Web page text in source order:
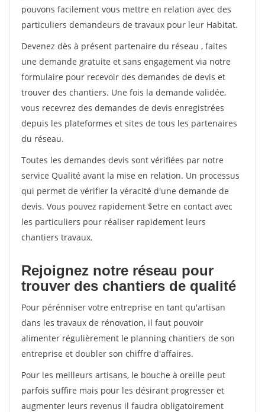
pouvons facilement vous mettre en relation avec des
particuliers demandeurs de travaux pour leur Habitat.
Devenez dès à présent partenaire du réseau , faites
une demande gratuite et sans engagement via notre
formulaire pour recevoir des demandes de devis et
trouver des chantiers. Une fois la demande validée,
vous recevrez des demandes de devis enregistrées
depuis les plateformes et sites de tous les partenaires
du réseau.
Toutes les demandes devis sont vérifiées par notre
service Qualité avant la mise en relation. Un processus
qui permet de vérifier la véracité d'une demande de
devis. Vous pouvez rapidement $etre en contact avec
les particuliers pour réaliser rapidement leurs
chantiers travaux.
Rejoignez notre réseau pour
trouver des chantiers de qualité
Pour pérénniser votre entreprise en tant qu'artisan
dans les travaux de rénovation, il faut pouvoir
alimenter régulièrement le planning chantiers de son
entreprise et doubler son chiffre d'affaires.
Pour les meilleurs artisans, le bouche à oreille peut
parfois suffire mais pour les désirant progresser et
augmenter leurs revenus il faudra obligatoirement